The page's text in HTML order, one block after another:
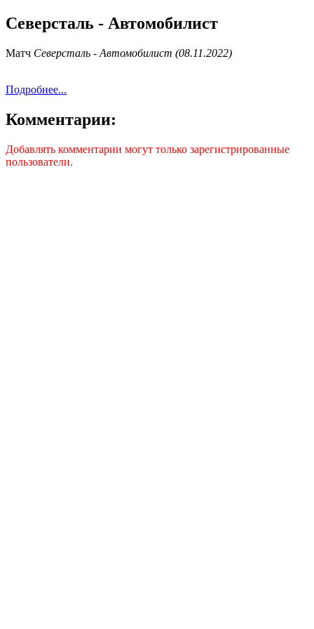
Северсталь - Автомобилист
Матч Северсталь - Автомобилист (08.11.2022)
Подробнее...
Комментарии:
Добавлять комментарии могут только зарегистрированные
пользователи.